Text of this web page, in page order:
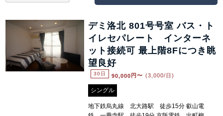
デミ洛北 801号号室 バス・ト
イレセパレート インターネ
ット接続可 最上階8Fにつき眺
望良好
30日 90,000 円〜 (3,000/日)
シングル
地下鉄烏丸線 北大路駅 徒歩15分 叡山電